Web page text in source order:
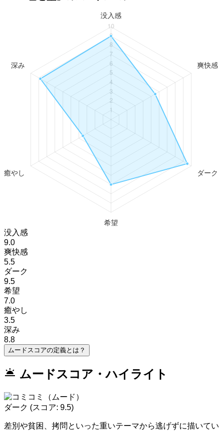
没入感
9.0
爽快感
5.5
ダーク
9.5
希望
7.0
癒やし
3.5
深み
8.8
ムードスコアの定義とは？
wb_twilight ムードスコア・ハイライト
ダーク (スコア: 9.5)
差別や貧困、拷問といった重いテーマから逃げずに描いてい